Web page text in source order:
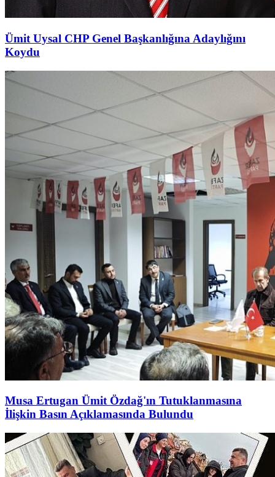
Ümit Uysal CHP Genel Başkanlığına Adaylığını
Koydu
Musa Ertugan Ümit Özdağ'ın Tutuklanmasına
İlişkin Basın Açıklamasında Bulundu